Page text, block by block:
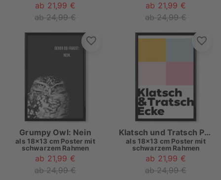
ab 21,99 €
ab 24,99 €
ab 21,99 €
ab 24,99 €
Grumpy Owl: Nein
als 18x13 cm Poster mit
schwarzem Rahmen
ab 21,99 €
ab 24,99 €
Klatsch und Tratsch Pastell
als 18x13 cm Poster mit
schwarzem Rahmen
ab 21,99 €
ab 24,99 €